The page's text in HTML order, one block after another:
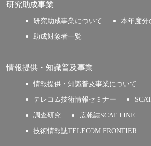
研究助成事業
研究助成事業について
本年度分
助成対象者一覧
情報提供・知識普及事業
情報提供・知識普及事業について
テレコム技術情報セミナー
調査研究
広報誌SCAT LINE
技術情報誌TELECOM FRONTIER